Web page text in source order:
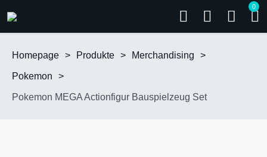
0
Homepage > Produkte > Merchandising >
Pokemon >
Pokemon MEGA Actionfigur Bauspielzeug Set